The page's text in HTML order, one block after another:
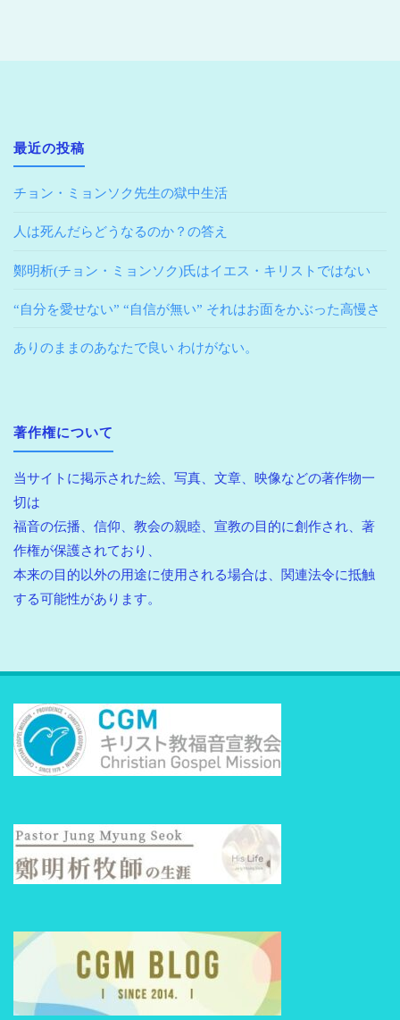
最近の投稿
チョン・ミョンソク先生の獄中生活
人は死んだらどうなるのか？の答え
鄭明析(チョン・ミョンソク)氏はイエス・キリストではない
“自分を愛せない” “自信が無い” それはお面をかぶった高慢さ
ありのままのあなたで良い わけがない。
著作権について
当サイトに掲示された絵、写真、文章、映像などの著作物一
切は
福音の伝播、信仰、教会の親睦、宣教の目的に創作され、著
作権が保護されており、
本来の目的以外の用途に使用される場合は、関連法令に抵触
する可能性があります。